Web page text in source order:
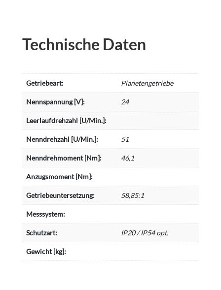
Technische Daten
Getriebeart: Planetengetriebe
Nennspannung [V]: 24
Leerlaufdrehzahl [U/Min.]:
Nenndrehzahl [U/Min.]: 51
Nenndrehmoment [Nm]: 46,1
Anzugsmoment [Nm]:
Getriebeuntersetzung: 58,85:1
Messsystem:
Schutzart: IP20 / IP54 opt.
Gewicht [kg]: